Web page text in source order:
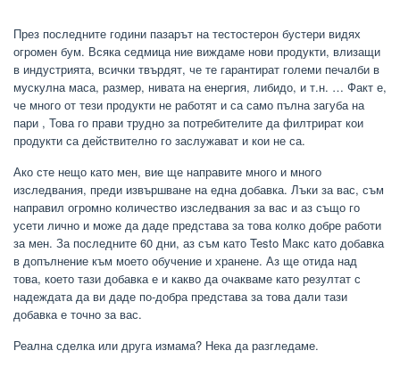
През последните години пазарът на тестостерон бустери видях
огромен бум. Всяка седмица ние виждаме нови продукти, влизащи
в индустрията, всички твърдят, че те гарантират големи печалби в
мускулна маса, размер, нивата на енергия, либидо, и т.н. … Факт е,
че много от тези продукти не работят и са само пълна загуба на
пари , Това го прави трудно за потребителите да филтрират кои
продукти са действително го заслужават и кои не са.
Ако сте нещо като мен, вие ще направите много и много
изследвания, преди извършване на една добавка. Лъки за вас, съм
направил огромно количество изследвания за вас и аз също го
усети лично и може да даде представа за това колко добре работи
за мен. За последните 60 дни, аз съм като Testo Макс като добавка
в допълнение към моето обучение и хранене. Аз ще отида над
това, което тази добавка е и какво да очакваме като резултат с
надеждата да ви даде по-добра представа за това дали тази
добавка е точно за вас.
Реална сделка или друга измама? Нека да разгледаме.